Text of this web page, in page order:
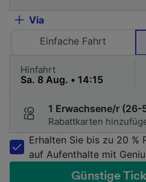
Via
Einfache Fahrt
Hinfahrt
1 Erwachsene/r (26-
Rabattkarten
Erhalten Sie bis zu 20 %
auf Aufenthalte mit
Günstige